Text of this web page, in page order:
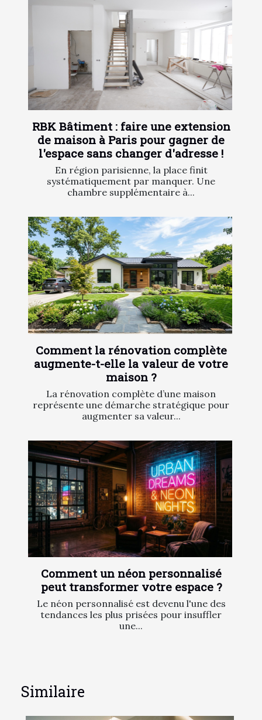
RBK Bâtiment : faire une extension
de maison à Paris pour gagner de
l'espace sans changer d'adresse !
En région parisienne, la place finit
systématiquement par manquer. Une
chambre supplémentaire à...
Comment la rénovation complète
augmente-t-elle la valeur de votre
maison ?
La rénovation complète d’une maison
représente une démarche stratégique pour
augmenter sa valeur...
Comment un néon personnalisé
peut transformer votre espace ?
Le néon personnalisé est devenu l'une des
tendances les plus prisées pour insuffler
une...
Similaire